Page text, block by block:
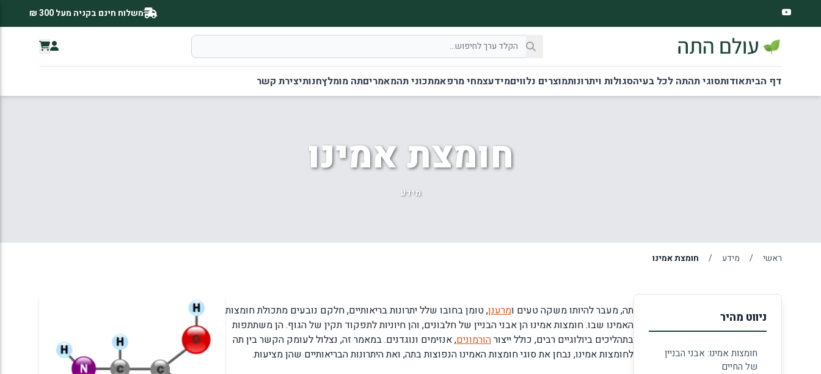
משלוח חינם בקניה מעל 300 ₪
דף הביתאודותסוגי תהתה לכל בעיהסגולות ויתרונותמוצרים נלוויםמידעצמחי מרפאמתכוני תהמאמריםתה מומלץחנותיצירת קשר
חומצת אמינו
מידע
ראשי / מידע / חומצת אמינו
ניווט מהיר
חומצות אמינו: אבני הבניין
של החיים
תה, מעבר להיותו משקה טעים ומרענן, טומן בחובו שלל יתרונות בריאותיים, חלקם נובעים מתכולת חומצות
האמינו שבו. חומצות אמינו הן אבני הבניין של חלבונים, והן חיוניות לתפקוד תקין של הגוף. הן משתתפות
בתהליכים ביולוגיים רבים, כולל ייצורהורמונים, אנזימים ונוגדנים. במאמר זה, נצלול לעומק הקשר בין תה
לחומצות אמינו, נבחן את סוגי חומצות האמינו הנפוצות בתה, ואת היתרונות הבריאותיים שהן מציעות.